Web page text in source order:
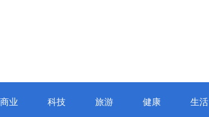
商业 科技 旅游 健康 生活